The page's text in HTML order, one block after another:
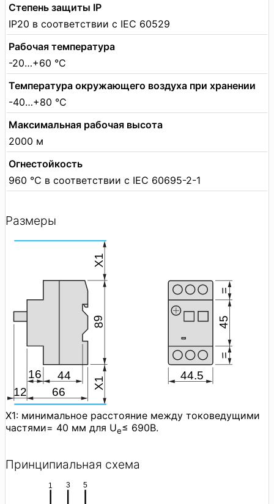
Степень защиты IP
IP20 в соответствии с IEC 60529
Рабочая температура
-20…+60 °C
Температура окружающего воздуха при хранении
-40…+80 °C
Максимальная рабочая высота
2000 м
Огнестойкость
960 °C в соответствии с IEC 60695-2-1
Размеры
X1: минимальное расстояние между токоведущими
частями= 40 мм для Ue≤ 690В.
Принципиальная схема